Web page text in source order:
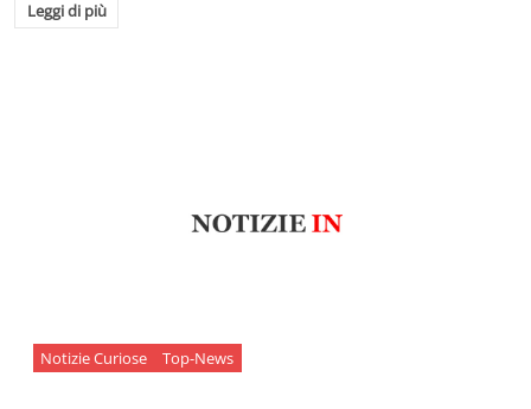
Leggi di più
Notizie Curiose Top-News